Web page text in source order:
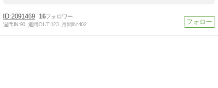
2091469 16
週間IN:90 週間OUT:123 月間IN:402